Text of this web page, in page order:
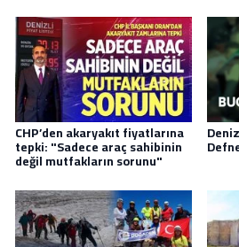
CHP’den akaryakıt fiyatlarına
tepki: "Sadece araç sahibinin
değil mutfakların sorunu"